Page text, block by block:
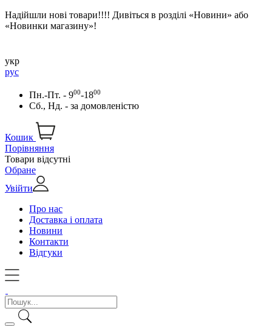
Надійшли нові товари!!!! Дивіться в розділі «Новини» або
«Новинки магазину»!
укр
рус
Пн.-Пт. - 900-1800
Сб., Нд. - за домовленістю
Кошик
Порівняння
Товари відсутні
Обране
Увійти
Про нас
Доставка і оплата
Новини
Контакти
Відгуки